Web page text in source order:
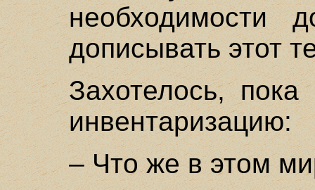
необходимости
дописывать этот
Захотелось,
инвентаризацию:
– Что же в этом